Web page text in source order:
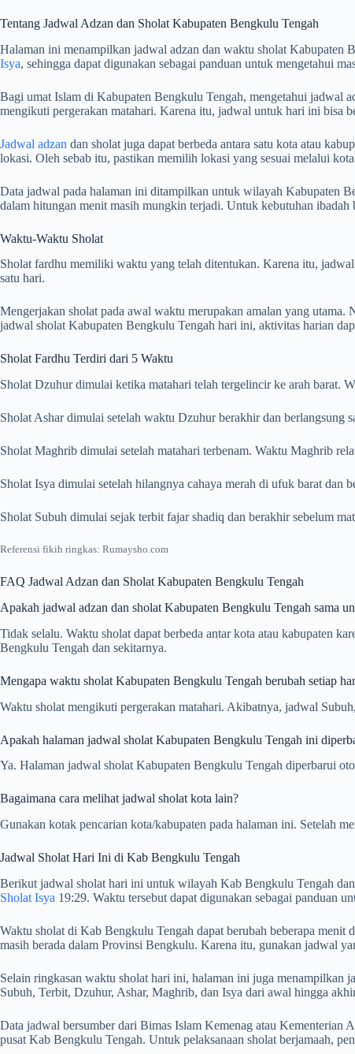
Tentang Jadwal Adzan dan Sholat Kabupaten Bengkulu Tengah
Halaman ini menampilkan jadwal adzan dan waktu sholat Kabupaten
Isya, sehingga dapat digunakan sebagai panduan untuk mengetahui
Bagi umat Islam di Kabupaten Bengkulu Tengah, mengetahui jadwal
mengikuti pergerakan matahari. Karena itu, jadwal untuk hari ini bisa
Jadwal adzan dan sholat juga dapat berbeda antara satu kota atau
lokasi. Oleh sebab itu, pastikan memilih lokasi yang sesuai melalui
Data jadwal pada halaman ini ditampilkan untuk wilayah Kabupaten
dalam hitungan menit masih mungkin terjadi. Untuk kebutuhan ibadah
Waktu-Waktu Sholat
Sholat fardhu memiliki waktu yang telah ditentukan. Karena itu,
satu hari.
Mengerjakan sholat pada awal waktu merupakan amalan yang
jadwal sholat Kabupaten Bengkulu Tengah hari ini, aktivitas harian
Sholat Fardhu Terdiri dari 5 Waktu
Sholat Dzuhur dimulai ketika matahari telah tergelincir ke arah barat.
Sholat Ashar dimulai setelah waktu Dzuhur berakhir dan berlangsung
Sholat Maghrib dimulai setelah matahari terbenam. Waktu Maghrib
Sholat Isya dimulai setelah hilangnya cahaya merah di ufuk barat dan
Sholat Subuh dimulai sejak terbit fajar shadiq dan berakhir sebelum
Referensi fikih ringkas: Rumaysho.com
FAQ Jadwal Adzan dan Sholat Kabupaten Bengkulu Tengah
Apakah jadwal adzan dan sholat Kabupaten Bengkulu Tengah sama
Tidak selalu. Waktu sholat dapat berbeda antar kota atau kabupaten
Bengkulu Tengah dan sekitarnya.
Mengapa waktu sholat Kabupaten Bengkulu Tengah berubah setiap
Waktu sholat mengikuti pergerakan matahari. Akibatnya, jadwal
Apakah halaman jadwal sholat Kabupaten Bengkulu Tengah ini
Ya. Halaman jadwal sholat Kabupaten Bengkulu Tengah diperbarui
Bagaimana cara melihat jadwal sholat kota lain?
Gunakan kotak pencarian kota/kabupaten pada halaman ini. Setelah
Jadwal Sholat Hari Ini di Kab Bengkulu Tengah
Berikut jadwal sholat hari ini untuk wilayah Kab Bengkulu Tengah
Sholat Isya 19:29. Waktu tersebut dapat digunakan sebagai panduan
Waktu sholat di Kab Bengkulu Tengah dapat berubah beberapa
masih berada dalam Provinsi Bengkulu. Karena itu, gunakan jadwal
Selain ringkasan waktu sholat hari ini, halaman ini juga menampilkan
Subuh, Terbit, Dzuhur, Ashar, Maghrib, dan Isya dari awal hingga
Data jadwal bersumber dari Bimas Islam Kemenag atau Kementerian
pusat Kab Bengkulu Tengah. Untuk pelaksanaan sholat berjamaah,